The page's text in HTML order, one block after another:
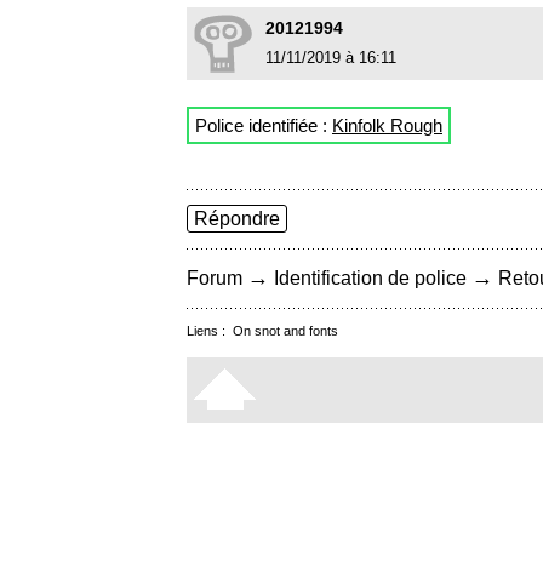
20121994
11/11/2019 à 16:11
Police identifiée : Kinfolk Rough
Répondre
Forum → Identification de police →
Liens : On snot and fonts